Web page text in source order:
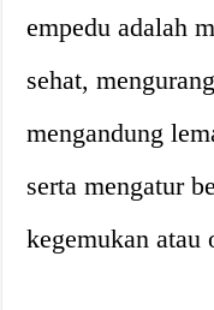
empedu adalah
sehat,
mengandung
serta mengatur
kegemukan atau